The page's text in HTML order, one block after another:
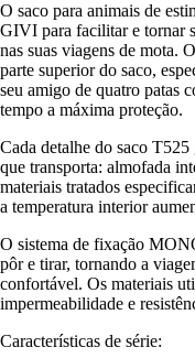
O saco para animais de
GIVI para facilitar e tornar
nas suas viagens de mota.
parte superior do saco,
seu amigo de quatro patas
tempo a máxima proteção.
Cada detalhe do saco
que transporta: almofada
materiais tratados
a temperatura interior
O sistema de fixação
pôr e tirar, tornando a
confortável. Os materiais
impermeabilidade e
Características de série: